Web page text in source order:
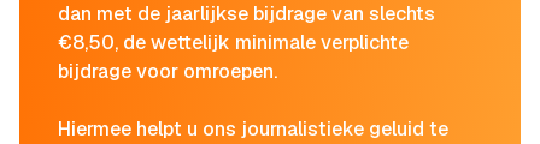
dan met de jaarlijkse bijdrage van slechts
€8,50, de wettelijk minimale verplichte
bijdrage voor omroepen.
Hiermee helpt u ons journalistieke geluid te